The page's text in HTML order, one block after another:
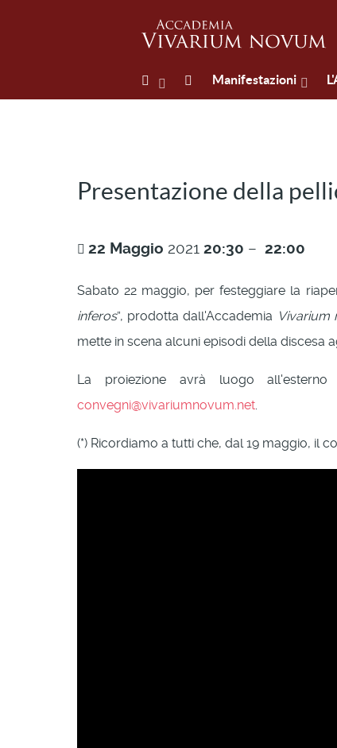
Manifestazioni
Presentazione della
22 Maggio 2021 20:30 – 22:00
Sabato 22 maggio, per festeggiare la
inferos”, prodotta dall'Accademia Vivarium
mette in scena alcuni episodi della discesa
La proiezione avrà luogo all'esterno
convegni@vivariumnovum.net.
(*) Ricordiamo a tutti che, dal 19 maggio, il